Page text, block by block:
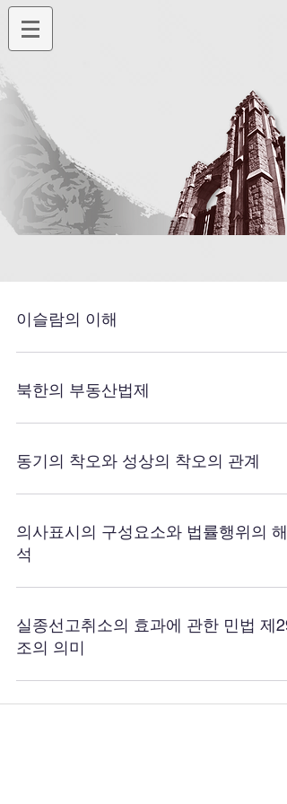
이슬람의 이해
북한의 부동산법제
동기의 착오와 성상의 착오의 관계
의사표시의 구성요소와 법률행위의 해
석
실종선고취소의 효과에 관한 민법 제29
조의 의미